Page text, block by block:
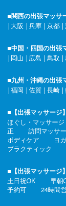
■関西の出張マッサ
| 大阪 | 兵庫 | 京都 |
■中国・四国の出張
| 岡山 | 広島 | 鳥取 |
■九州・沖縄の出張
| 福岡 | 佐賀 | 長崎 |
■【出張マッサージ
ほぐし・マッサージ
正
訪問マッサ
ボディケア
ヨ
プラクティック
■【出張マッサージ
土日祝OK
早朝
予約可
24時間